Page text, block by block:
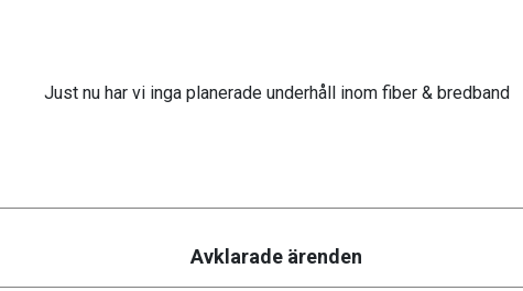
Just nu har vi inga planerade underhåll inom fiber & bredband
Avklarade ärenden